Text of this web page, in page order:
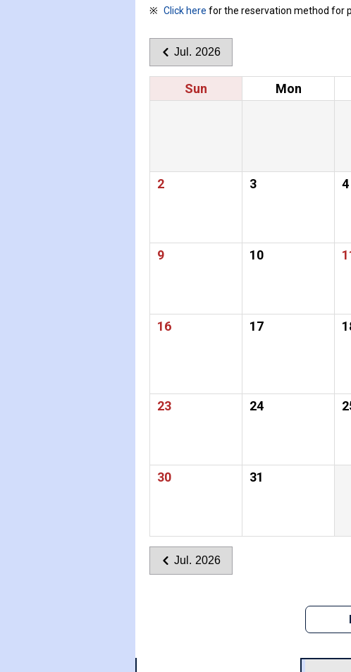
Click here for the reservation method for
Jul. 2026
Sun Mon
2 3 4
9 10
16 17
23 24
30 31
Jul. 2026